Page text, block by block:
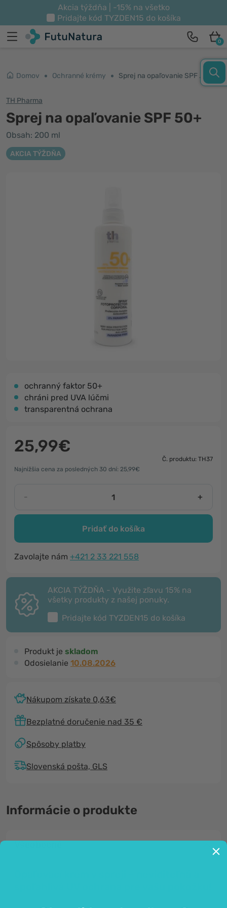
Akcia týždňa | -15% na všetko
Pridajte kód TYZDEN15 do košíka
0
Domov Ochranné krémy Sprej na opaľovanie SPF 50+
TH Pharma
Sprej na opaľovanie SPF 50+
Obsah: 200 ml
AKCIA TÝŽDŇA
ochranný faktor 50+
chráni pred UVA lúčmi
transparentná ochrana
25,99€
Č. produktu: TH37
Najnižšia cena za posledných 30 dní: 25,99€
- +
Pridať do košíka
Zavolajte nám +421 2 33 221 558
AKCIA TÝŽDŇA - Využite zľavu 15% na
všetky produkty z našej ponuky.
Pridajte kód TYZDEN15 do košíka
Produkt je skladom
Odosielanie 10.08.2026
Nákupom získate 0,63€
Bezplatné doručenie nad 35 €
Spôsoby platby
Slovenská pošta, GLS
Informácie o produkte